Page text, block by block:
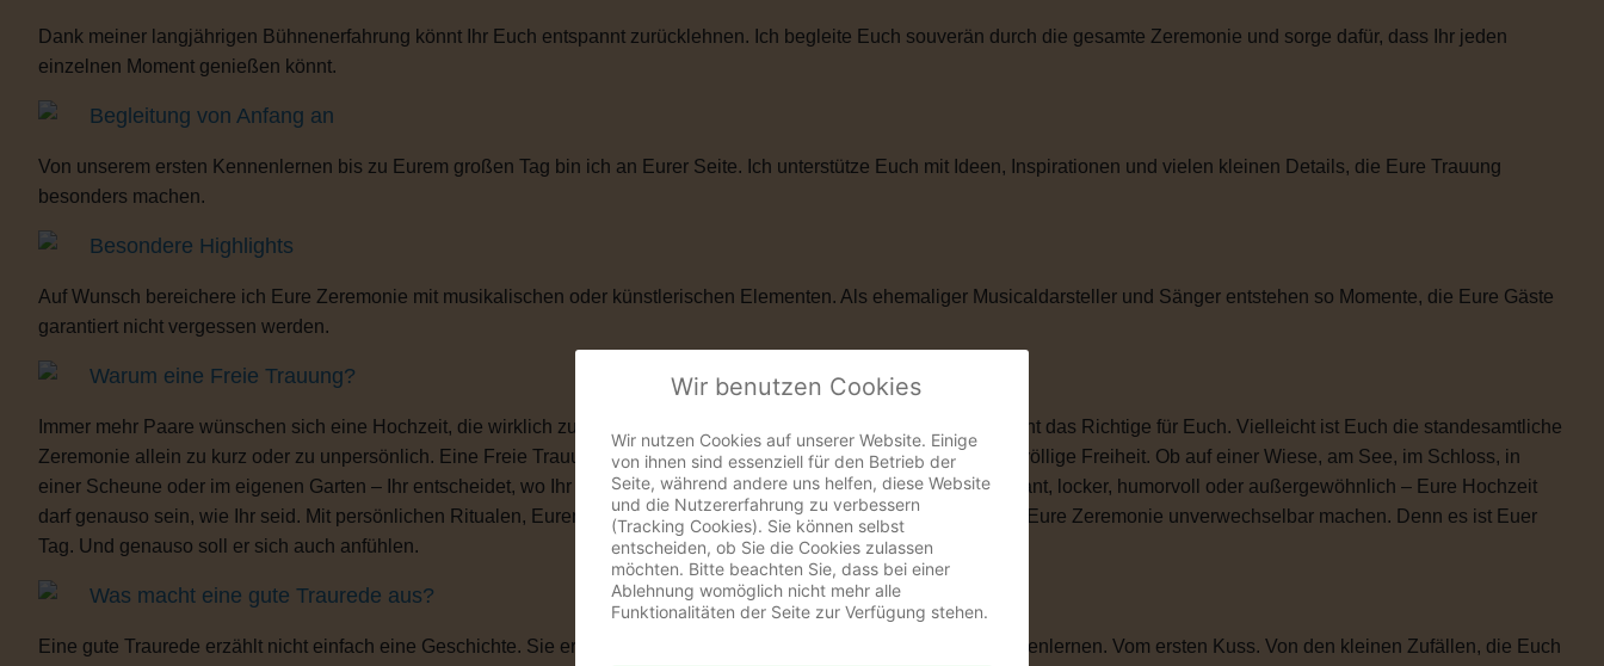
Dank meiner langjährigen Bühnenerfahrung könnt Ihr Euch entspannt zurücklehnen. Ich begleite Euch souverän durch die gesamte Zeremonie und sorge dafür, dass Ihr jeden
einzelnen Moment genießen könnt.
Begleitung von Anfang an
Von unserem ersten Kennenlernen bis zu Eurem großen Tag bin ich an Eurer Seite. Ich unterstütze Euch mit Ideen, Inspirationen und vielen kleinen Details, die Eure Trauung
besonders machen.
Besondere Highlights
Auf Wunsch bereichere ich Eure Zeremonie mit musikalischen oder künstlerischen Elementen. Als ehemaliger Musicaldarsteller und Sänger entstehen so Momente, die Eure Gäste
garantiert nicht vergessen werden.
Warum eine Freie Trauung?
Immer mehr Paare wünschen sich eine Hochzeit, die wirklich zu ihnen passt. Vielleicht ist eine kirchliche Trauung nicht das Richtige für Euch. Vielleicht ist Euch die standesamtliche
Zeremonie allein zu kurz oder zu unpersönlich. Eine Freie Trauung schenkt Euch genau das, was Ihr Euch wünscht: völlige Freiheit. Ob auf einer Wiese, am See, im Schloss, in
einer Scheune oder im eigenen Garten – Ihr entscheidet, wo Ihr Euch das Ja-Wort gebt. Ob romantisch, modern, elegant, locker, humorvoll oder außergewöhnlich – Eure Hochzeit
darf genauso sein, wie Ihr seid. Mit persönlichen Ritualen, Eurem Eheversprechen und vielen kleinen Momenten, die Eure Zeremonie unverwechselbar machen. Denn es ist Euer
Tag. Und genauso soll er sich auch anfühlen.
Was macht eine gute Traurede aus?
Eine gute Traurede erzählt nicht einfach eine Geschichte. Sie erzählt Eure Liebesgeschichte. Von Eurem ersten Kennenlernen. Vom ersten Kuss. Von den kleinen Zufällen, die Euch
Wir benutzen Cookies
Wir nutzen Cookies auf unserer Website. Einige
von ihnen sind essenziell für den Betrieb der
Seite, während andere uns helfen, diese Website
und die Nutzererfahrung zu verbessern
(Tracking Cookies). Sie können selbst
entscheiden, ob Sie die Cookies zulassen
möchten. Bitte beachten Sie, dass bei einer
Ablehnung womöglich nicht mehr alle
Funktionalitäten der Seite zur Verfügung stehen.